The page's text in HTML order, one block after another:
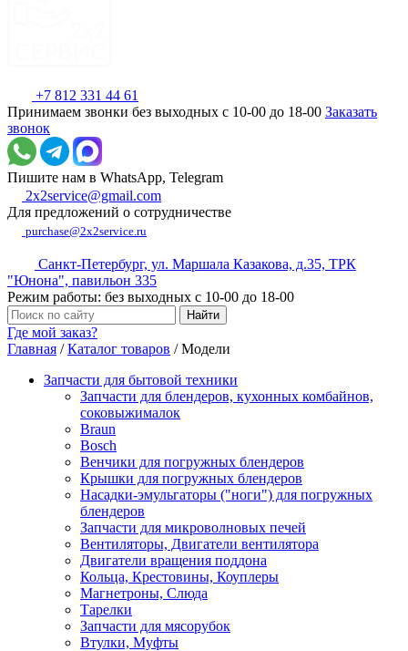
+7 812 331 44 61
Принимаем звонки без выходных с 10-00 до 18-00 Заказать
звонок
Пишите нам в WhatsApp, Telegram
2x2service@gmail.com
Для предложений о сотрудничестве
purchase@2x2service.ru
Санкт-Петербург, ул. Маршала Казакова, д.35, ТРК
"Юнона", павильон 335
Режим работы: без выходных с 10-00 до 18-00
Где мой заказ?
Главная /Каталог товаров /Модели
Запчасти для бытовой техники
Запчасти для блендеров, кухонных комбайнов,
соковыжималок
Braun
Bosch
Венчики для погружных блендеров
Крышки для погружных блендеров
Насадки-эмульгаторы ("ноги") для погружных
блендеров
Запчасти для микроволновых печей
Вентиляторы, Двигатели вентилятора
Двигатели вращения поддона
Кольца, Крестовины, Коуплеры
Магнетроны, Слюда
Тарелки
Запчасти для мясорубок
Втулки, Муфты